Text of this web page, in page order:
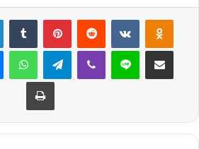
LinkedInTumblr PinterestReddit VKontakte
MessengerWhatsAppTelegramViber Line E-Posta ile
Yazdır